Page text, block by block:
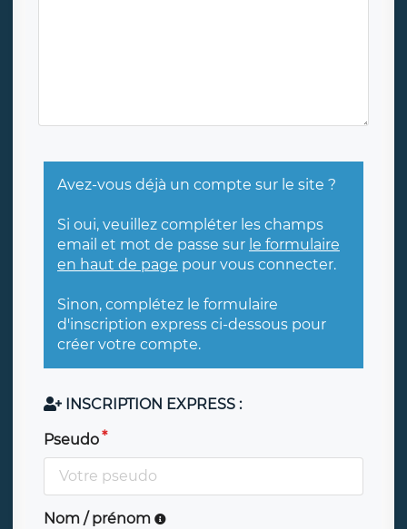
Avez-vous déjà un compte sur le site ?
Si oui, veuillez compléter les champs
email et mot de passe sur le formulaire
en haut de page pour vous connecter.
Sinon, complétez le formulaire
d'inscription express ci-dessous pour
créer votre compte.
INSCRIPTION EXPRESS :
Pseudo
Nom / prénom